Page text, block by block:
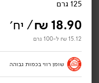
גבינת מסקרפונה איטלקית -
'גרנרולו'
125 גרם
18.90
₪/ יח׳
15.12 ₪ ל-100 גרם
שומן רווי בכמות גבוהה